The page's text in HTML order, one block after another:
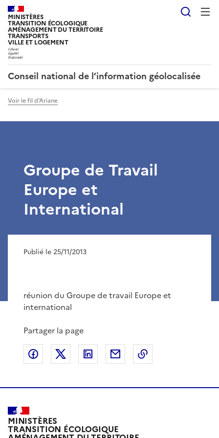
MINISTÈRES
TRANSITION ÉCOLOGIQUE
AMÉNAGEMENT DU TERRITOIRE
TRANSPORTS
VILLE ET LOGEMENT
Conseil national de l’information géolocalisée
Voir le fil d'Ariane
Groupe de Travail
Europe et
International
Publié le 25/11/2013
réunion du Groupe de travail Europe et
international
Partager la page
Partager sur Facebook
Partager sur XPartager sur LinkedIn
Partager par email
MINISTÈRES
TRANSITION ÉCOLOGIQUE